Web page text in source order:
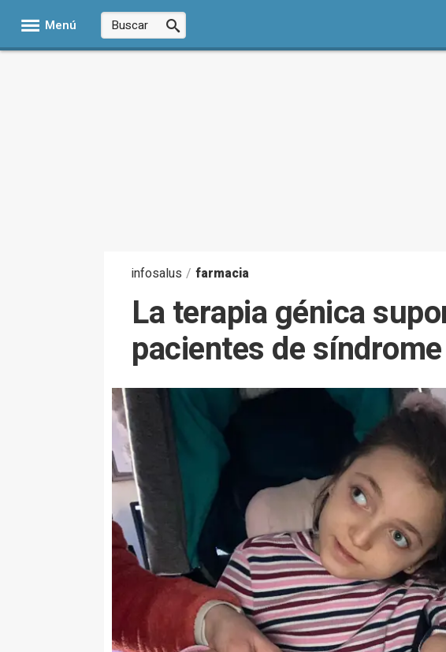
Menú
infosalus / farmacia
La terapia génica
pacientes de